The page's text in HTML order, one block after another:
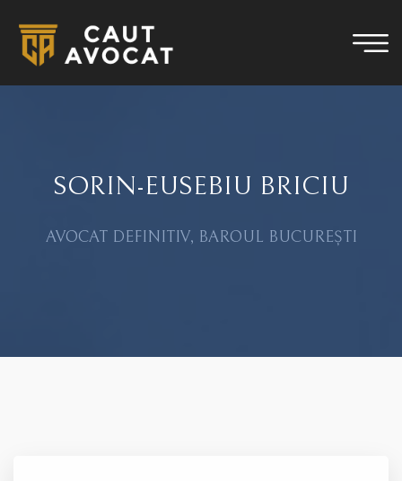
SORIN-EUSEBIU BRICIU
AVOCAT DEFINITIV, BAROUL BUCUREȘTI